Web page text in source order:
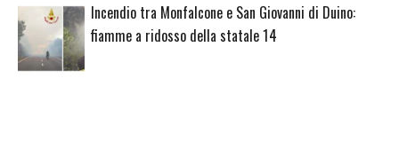
Incendio tra Monfalcone e San Giovanni di Duino:
fiamme a ridosso della statale 14